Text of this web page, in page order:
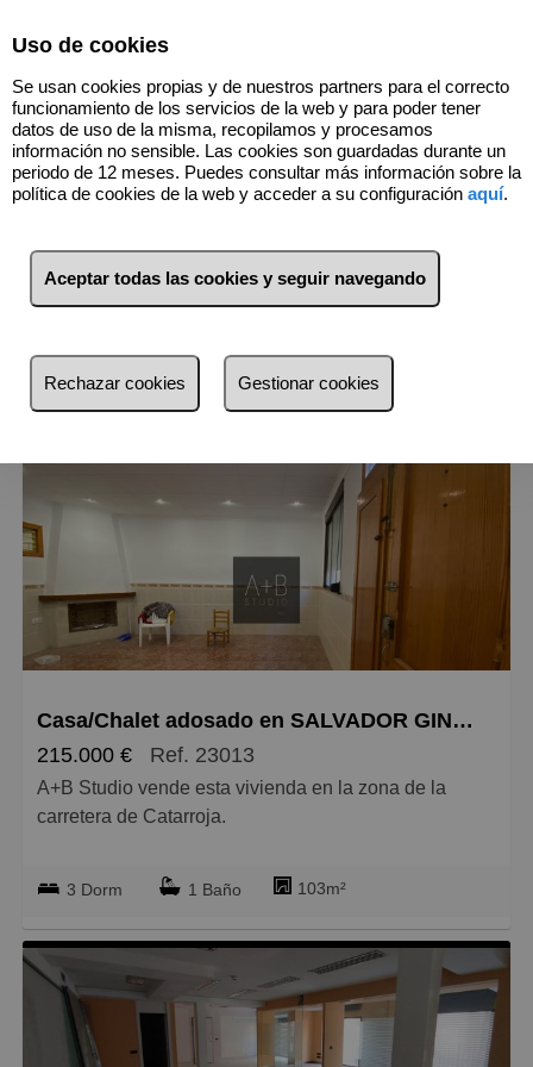
Lista Mapa Filtros
más reciente
Caros
Grandes
Casa/Chalet adosado en SALVADOR GINER, Catarroja
215.000 €
Ref. 23013
A+B Studio vende esta vivienda en la zona de la
carretera de Catarroja.
Se trata de una oportunidad excelente para todos
aquellos que buscan vivir en una casa a precio de un
piso. Tiene todas las comodidades cerca y sin tener
Se distribuye en dos plantas y una terraza en la
cubierta. La planta baja se desarrolla en comedor-
3 Dorm 1 Baño 103m²
Uso de cookies
Se usan cookies propias y de nuestros partners para el correcto
funcionamiento de los servicios de la web y para poder tener
datos de uso de la misma, recopilamos y procesamos
información no sensible. Las cookies son guardadas durante un
periodo de 12 meses. Puedes consultar más información sobre la
política de cookies de la web y acceder a su configuración aquí.
Aceptar todas las cookies y seguir navegando
Rechazar cookies Gestionar cookies